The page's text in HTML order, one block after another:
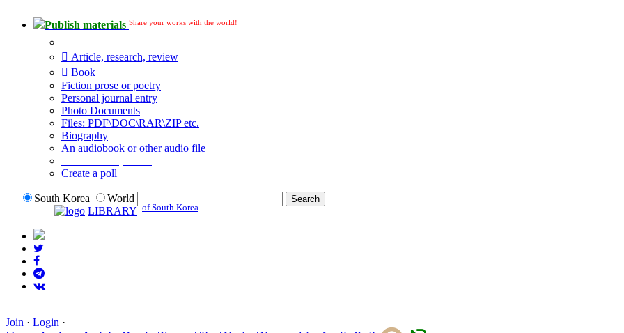
Publish materials Share your works with the world!
Article, research, review
Book
Fiction prose or poetry
Personal journal entry
Photo Documents
Files: PDF\DOC\RAR\ZIP etc.
Biography
An audiobook or other audio file
Create a poll
South Korea
World
LIBRARY of South Korea
Join · Login ·